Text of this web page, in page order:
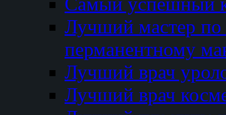
Лучший мастер по
перманентному
Лучший врач
Лучший врач